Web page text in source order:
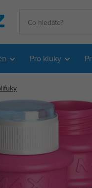
Pro kluky